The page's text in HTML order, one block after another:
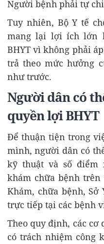
Người bệnh phải tự
Tuy nhiên, Bộ Y tế
mang lại lợi ích lớn
BHYT vì không phải
trả theo mức hưởng
như trước.
Người dân có
quyền lợi BHYT
Để thuận tiện trong
mình, người dân có
kỹ thuật và số điểm
khám chữa bệnh trên
Khám, chữa bệnh, Sở
trực tiếp tại các bệnh
Theo quy định, các cơ
có trách nhiệm công